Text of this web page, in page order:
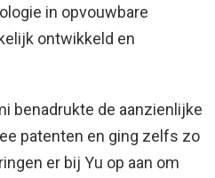
in opvouwbare
ontwikkeld en
benadrukte de aanzienlijke
patenten en ging zelfs zo
er bij Yu op aan om